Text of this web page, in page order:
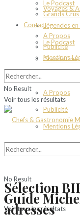
Voyages &
Légendes
Le Podcast
Grands
Contact
A Propos
Publicité
Mentions
Le Podcast
Grands
Contact
A Propos
Publicité
Mentions
No Result
Voir tous les résultats
No Result
Voir tous les résultats
Sélection
Guide
adresses